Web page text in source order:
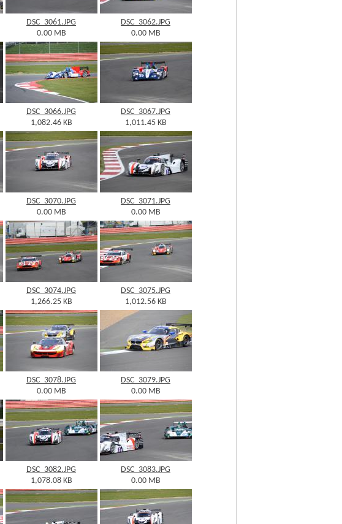
DSC_3061.JPG
0.00 MB
DSC_3062.JPG
0.00 MB
DSC_3066.JPG
1,082.46 KB
DSC_3067.JPG
1,011.45 KB
DSC_3070.JPG
0.00 MB
DSC_3071.JPG
0.00 MB
DSC_3074.JPG
1,266.25 KB
DSC_3075.JPG
1,012.56 KB
DSC_3078.JPG
0.00 MB
DSC_3079.JPG
0.00 MB
DSC_3082.JPG
1,078.08 KB
DSC_3083.JPG
0.00 MB